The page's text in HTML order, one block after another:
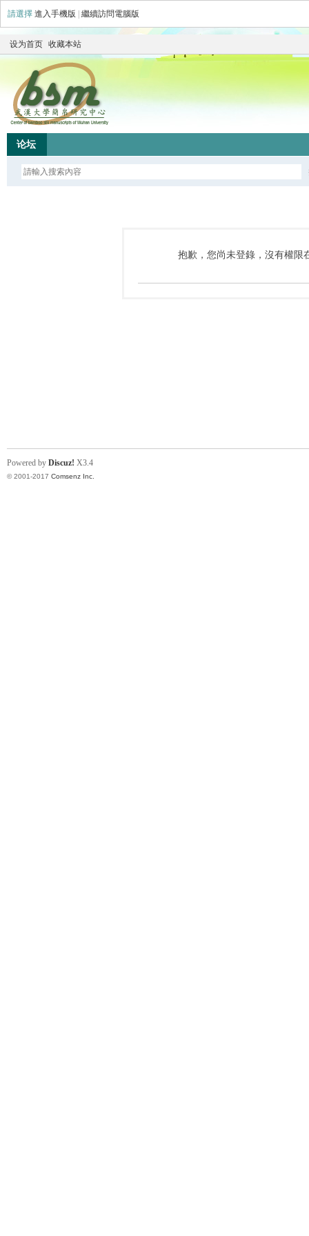
請選擇 進入手機版 繼續訪問電腦版
设为首页 收藏本站
论坛
抱歉，您尚未登錄，沒有權限
Powered by Discuz! X3.4
© 2001-2017 Comsenz Inc.